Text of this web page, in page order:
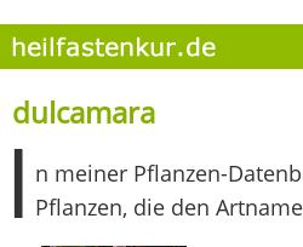
dulcamara
I n meiner Pflanzen-
Pflanzen, die den